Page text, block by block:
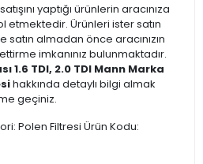
yaptığı ürünlerin aracınıza
etmektedir. Ürünleri ister satın
satın almadan önce aracınızın
imkanınız bulunmaktadır.
1.6 TDI, 2.0 TDI Mann Marka
hakkında detaylı bilgi almak
geçiniz.
Polen Filtresi Ürün Kodu: